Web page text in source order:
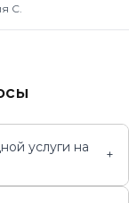
С.
услуги на
+